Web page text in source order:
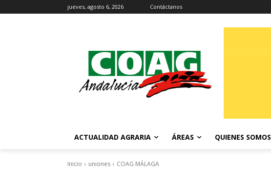
jueves, agosto 6, 2026 Contáctanos
ACTUALIDAD AGRARIA ÁREAS QUIENES SOMOS
Inicio uniones COAG MÁLAGA